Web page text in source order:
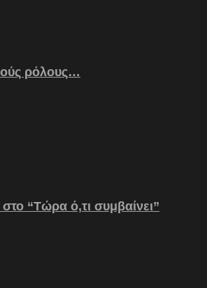
ρόλους…
“Τώρα ό,τι συμβαίνει”